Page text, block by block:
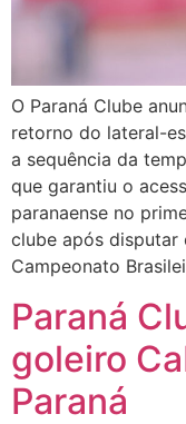
O Paraná Clube
retorno do lateral-
a sequência da
que garantiu o
paranaense no
clube após disputar
Campeonato
Paraná
goleiro
Paraná